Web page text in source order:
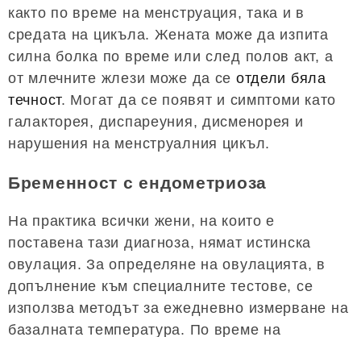
както по време на менструация, така и в
средата на цикъла. Жената може да изпита
силна болка по време или след полов акт, а
от млечните жлези може да се отдели бяла
течност. Могат да се появят и симптоми като
галакторея, диспареуния, дисменорея и
нарушения на менструалния цикъл.
Бременност с ендометриоза
На практика всички жени, на които е
поставена тази диагноза, нямат истинска
овулация. За определяне на овулацията, в
допълнение към специалните тестове, се
използва методът за ежедневно измерване на
базалната температура. По време на